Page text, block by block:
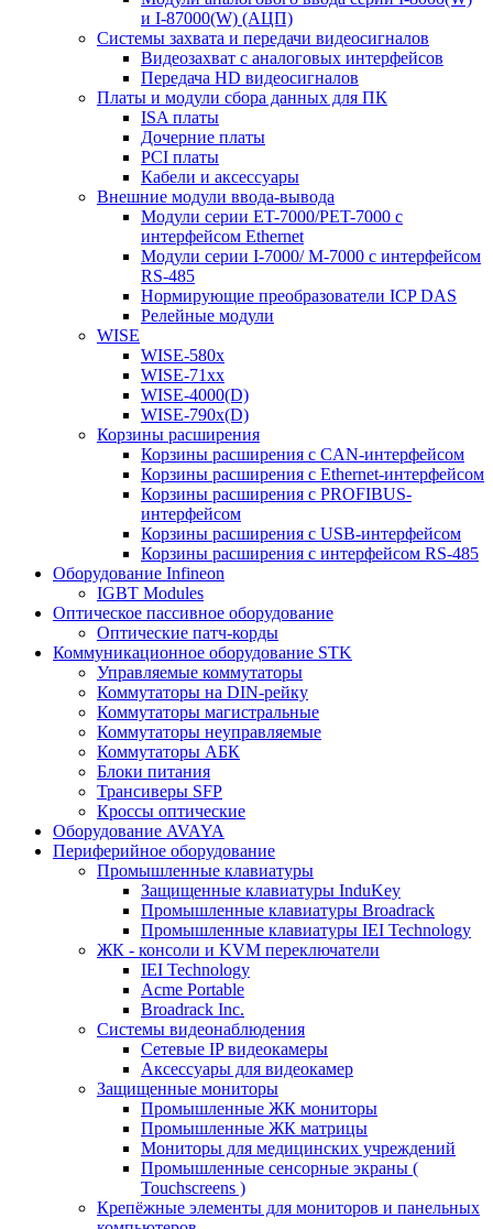
и I-87000(W) (АЦП)
Системы захвата и передачи видеосигналов
Видеозахват с аналоговых интерфейсов
Передача HD видеосигналов
Платы и модули сбора данных для ПК
ISA платы
Дочерние платы
PCI платы
Кабели и аксессуары
Внешние модули ввода-вывода
Модули серии ET-7000/PET-7000 с
интерфейсом Ethernet
Модули серии I-7000/ M-7000 с интерфейсом
RS-485
Нормирующие преобразователи ICP DAS
Релейные модули
WISE
WISE-580x
WISE-71xx
WISE-4000(D)
WISE-790x(D)
Корзины расширения
Корзины расширения с CAN-интерфейсом
Корзины расширения с Ethernet-интерфейсом
Корзины расширения с PROFIBUS-
интерфейсом
Корзины расширения с USB-интерфейсом
Корзины расширения с интерфейсом RS-485
Оборудование Infineon
IGBT Modules
Оптическое пассивное оборудование
Оптические патч-корды
Коммуникационное оборудование STK
Управляемые коммутаторы
Коммутаторы на DIN-рейку
Коммутаторы магистральные
Коммутаторы неуправляемые
Коммутаторы АБК
Блоки питания
Трансиверы SFP
Кроссы оптические
Оборудование AVAYA
Периферийное оборудование
Промышленные клавиатуры
Защищенные клавиатуры InduKey
Промышленные клавиатуры Broadrack
Промышленные клавиатуры IEI Technology
ЖК - консоли и KVM переключатели
IEI Technology
Acme Portable
Broadrack Inc.
Системы видеонаблюдения
Сетевые IP видеокамеры
Аксессуары для видеокамер
Защищенные мониторы
Промышленные ЖК мониторы
Промышленные ЖК матрицы
Мониторы для медицинских учреждений
Промышленные сенсорные экраны (
Touchscreens )
Крепёжные элементы для мониторов и панельных